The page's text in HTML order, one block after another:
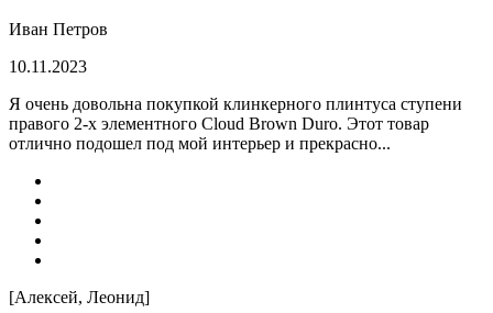
Иван Петров
10.11.2023
Я очень довольна покупкой клинкерного плинтуса ступени
правого 2-х элементного Cloud Brown Duro. Этот товар
отлично подошел под мой интерьер и прекрасно...
[Алексей, Леонид]